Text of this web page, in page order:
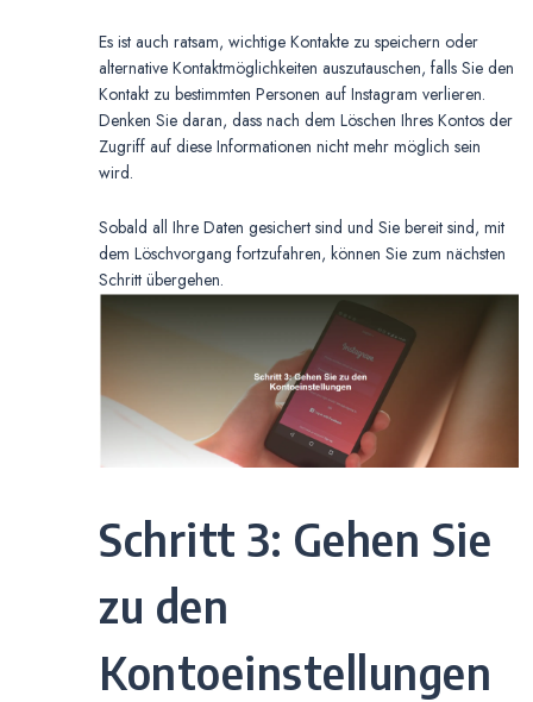
Es ist auch ratsam, wichtige Kontakte zu speichern oder
alternative Kontaktmöglichkeiten auszutauschen, falls Sie den
Kontakt zu bestimmten Personen auf Instagram verlieren.
Denken Sie daran, dass nach dem Löschen Ihres Kontos der
Zugriff auf diese Informationen nicht mehr möglich sein
wird.
Sobald all Ihre Daten gesichert sind und Sie bereit sind, mit
dem Löschvorgang fortzufahren, können Sie zum nächsten
Schritt übergehen.
Schritt 3: Gehen Sie
zu den
Kontoeinstellungen